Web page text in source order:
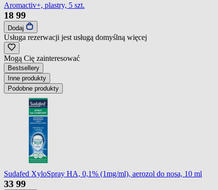
Aromactiv+, plastry, 5 szt.
18 99
Dodaj
Usługa rezerwacji jest usługą domyślną więcej
Mogą Cię zainteresować
Bestsellery
Inne produkty
Podobne produkty
Sudafed XyloSpray HA, 0,1% (1mg/ml), aerozol do nosa, 10 ml
33 99